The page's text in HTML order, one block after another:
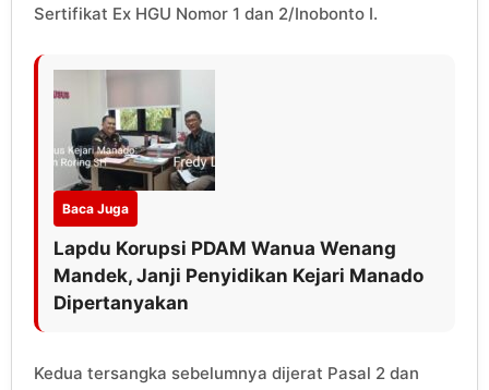
Sertifikat Ex HGU Nomor 1 dan 2/Inobonto I.
Baca Juga
Lapdu Korupsi PDAM Wanua Wenang
Mandek, Janji Penyidikan Kejari Manado
Dipertanyakan
Kedua tersangka sebelumnya dijerat Pasal 2 dan